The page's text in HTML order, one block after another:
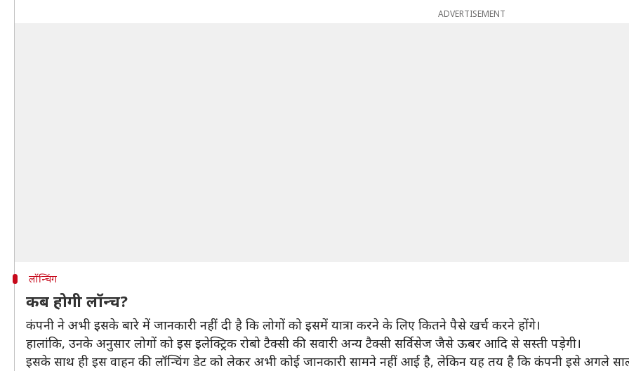
ADVERTISEMENT
लॉन्चिंग
कब होगी लॉन्च?
कंपनी ने अभी इसके बारे में जानकारी नहीं दी है कि लोगों को इसमें यात्रा करने के लिए कितने पैसे खर्च करने होंगे।
हालांकि, उनके अनुसार लोगों को इस इलेक्ट्रिक रोबो टैक्सी की सवारी अन्य टैक्सी सर्विसेज जैसे ऊबर आदि से सस्ती पड़ेगी।
इसके साथ ही इस वाहन की लॉन्चिंग डेट को लेकर अभी कोई जानकारी सामने नहीं आई है, लेकिन यह तय है कि कंपनी इसे अगले